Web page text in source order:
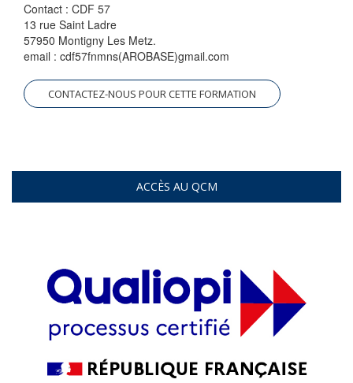
Contact : CDF 57
13 rue Saint Ladre
57950 Montigny Les Metz.
email : cdf57fnmns(AROBASE)gmail.com
CONTACTEZ-NOUS POUR CETTE FORMATION
ACCÈS AU QCM